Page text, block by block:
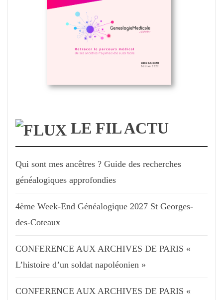
LE FIL ACTU
Qui sont mes ancêtres ? Guide des recherches
généalogiques approfondies
4ème Week-End Généalogique 2027 St Georges-
des-Coteaux
CONFERENCE AUX ARCHIVES DE PARIS «
L’histoire d’un soldat napoléonien »
CONFERENCE AUX ARCHIVES DE PARIS «